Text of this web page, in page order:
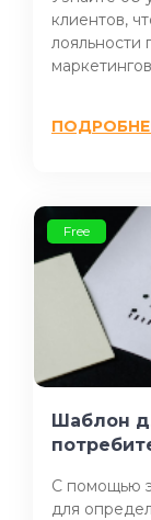
клиентов,
лояльности
Free
Шаблон
С помощью
для